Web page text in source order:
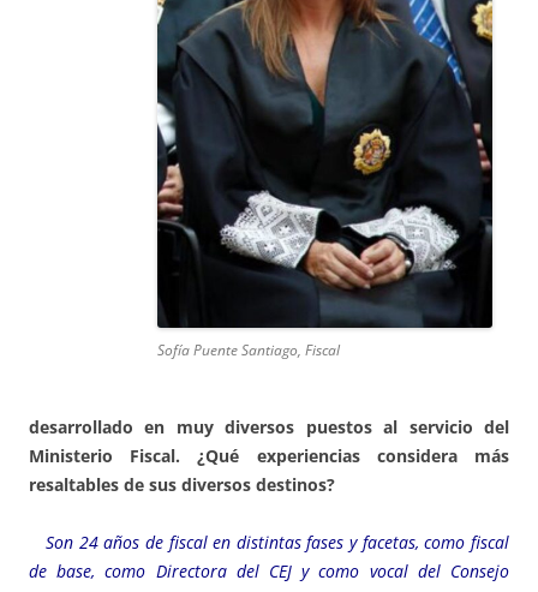
Sofía Puente Santiago, Fiscal
desarrollado en muy diversos puestos al servicio del
Ministerio Fiscal. ¿Qué experiencias considera más
resaltables de sus diversos destinos?
Son 24 años de fiscal en distintas fases y facetas, como fiscal
de base, como Directora del CEJ y como vocal del Consejo